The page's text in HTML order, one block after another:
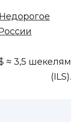
≈ 3,5 шекелям
(ILS).